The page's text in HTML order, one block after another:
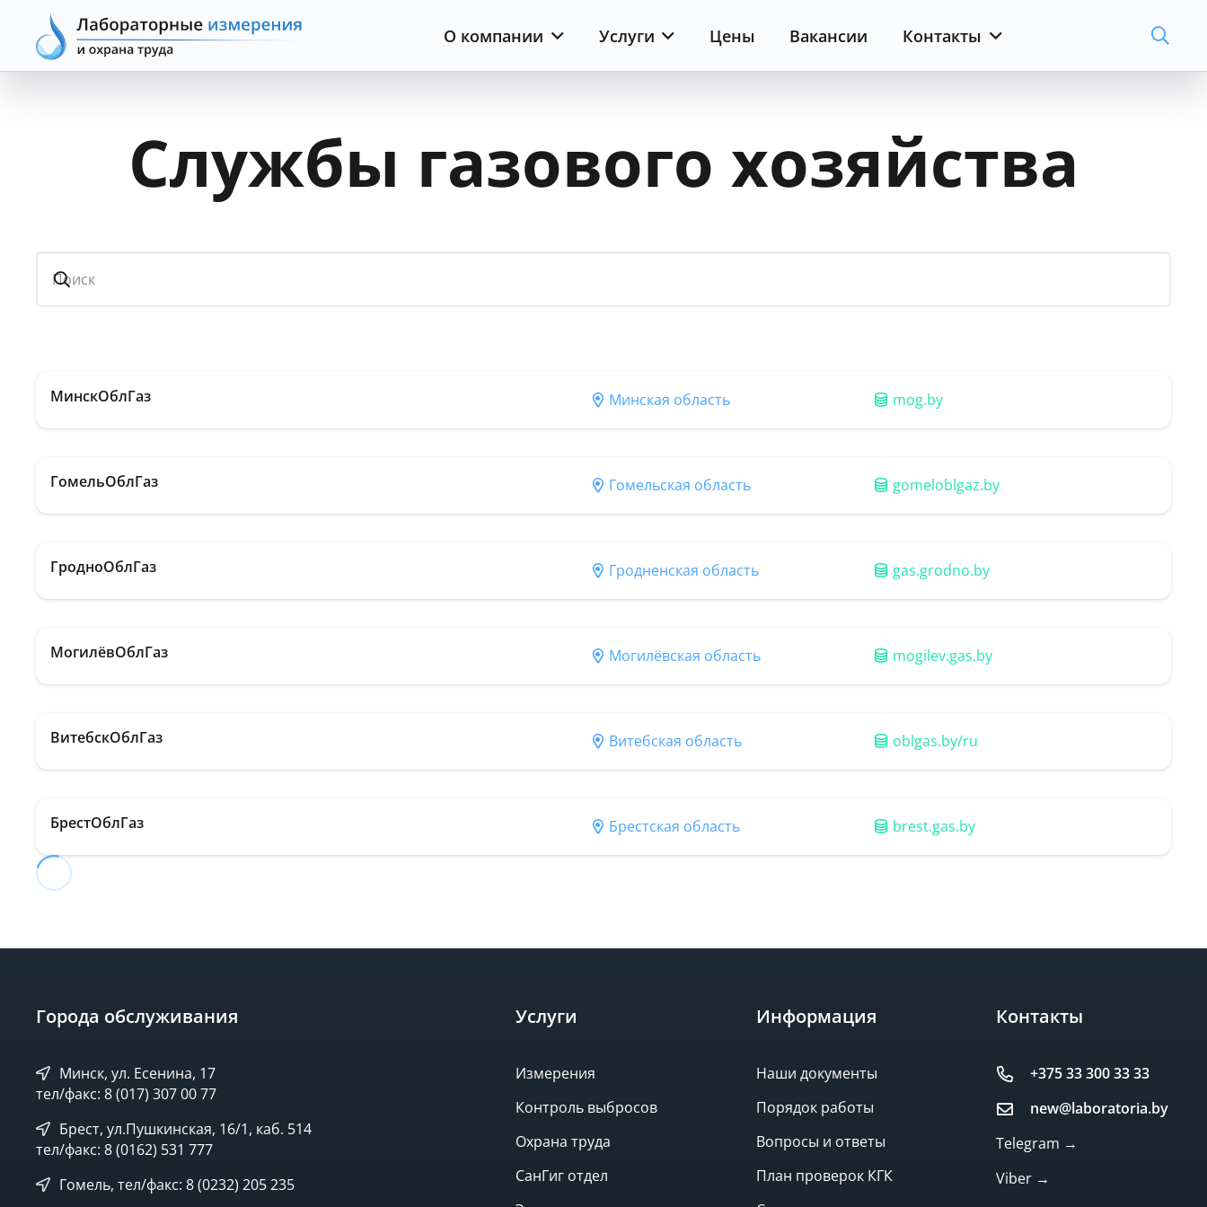
О компании Услуги Цены Вакансии Контакты
Службы газового хозяйства
МинскОблГаз Минская область mog.by
ГомельОблГаз Гомельская область gomeloblgaz.by
ГродноОблГаз Гродненская область gas.grodno.by
МогилёвОблГаз Могилёвская область mogilev.gas.by
ВитебскОблГаз Витебская область oblgas.by/ru
БрестОблГаз Брестская область brest.gas.by
Города обслуживания
Минск, ул. Есенина, 17
тел/факс: 8 (017) 307 00 77
Брест, ул.Пушкинская, 16/1, каб. 514
тел/факс: 8 (0162) 531 777
Гомель, тел/факс: 8 (0232) 205 235
Услуги
Измерения
Контроль выбросов
Охрана труда
СанГиг отдел
Информация
Наши документы
Порядок работы
Вопросы и ответы
План проверок КГК
Контакты
+375 33 300 33 33
new@laboratoria.by
Telegram →
Viber →